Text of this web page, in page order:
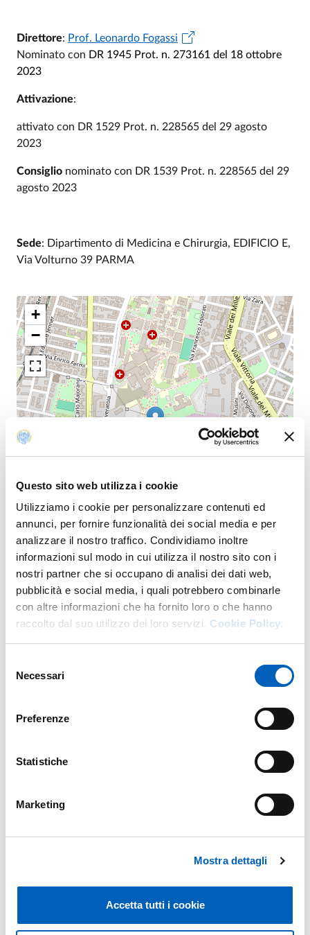
Questo sito web utilizza i cookie
Utilizziamo i cookie per personalizzare contenuti ed
annunci, per fornire funzionalità dei social media e per
analizzare il nostro traffico. Condividiamo inoltre
informazioni sul modo in cui utilizza il nostro sito con i
nostri partner che si occupano di analisi dei dati web,
pubblicità e social media, i quali potrebbero combinarle
con altre informazioni che ha fornito loro o che hanno
raccolto dal suo utilizzo dei loro servizi. Cookie Policy.
delNecessari
Preferenze
Statistiche
Marketing
Mostra dettagli
Accetta tutti i cookie
Direttore: Prof. Leonardo Fogassi
Nominato con DR 1945 Prot. n. 273161 del 18 ottobre
2023
Attivazione:
attivato con DR 1529 Prot. n. 228565 del 29 agosto
2023
Consiglio nominato con DR 1539 Prot. n. 228565 del 29
agosto 2023
Sede: Dipartimento di Medicina e Chirurgia, EDIFICIO E,
Via Volturno 39 PARMA
+
−
Leaflet